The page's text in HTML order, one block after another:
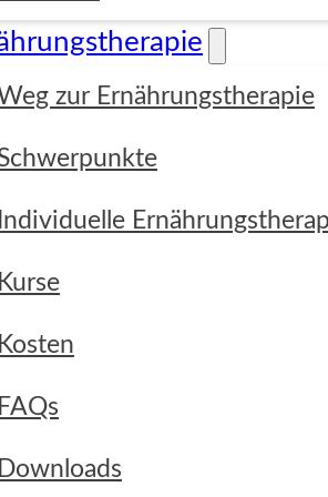
zur Ernährungstherapie
Individuelle
Kurse
Kosten
FAQs
Downloads